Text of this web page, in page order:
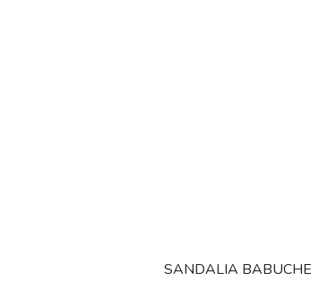
SANDALIA BABUCHE